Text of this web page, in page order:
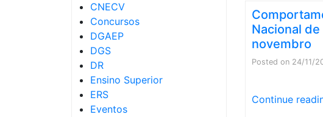
CNECV
Concursos
DGAEP
DGS
DR
Ensino Superior
ERS
Eventos
Nacional
novembro
Posted on 24/11/
Continue